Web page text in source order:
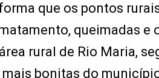
que os pontos
queimadas e
rural de Rio Maria,
bonitas do